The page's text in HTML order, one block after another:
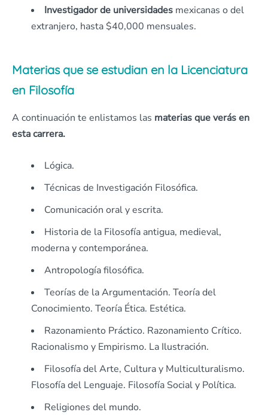
Investigador de universidades mexicanas o del
extranjero, hasta $40,000 mensuales.
Materias que se estudian en la Licenciatura
en Filosofía
A continuación te enlistamos las materias que verás en
esta carrera.
Lógica.
Técnicas de Investigación Filosófica.
Comunicación oral y escrita.
Historia de la Filosofía antigua, medieval,
moderna y contemporánea.
Antropología filosófica.
Teorías de la Argumentación. Teoría del
Conocimiento. Teoría Ética. Estética.
Razonamiento Práctico. Razonamiento Crítico.
Racionalismo y Empirismo. La Ilustración.
Filosofía del Arte, Cultura y Multiculturalismo.
Flosofía del Lenguaje. Filosofía Social y Política.
Religiones del mundo.